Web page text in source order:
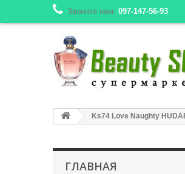
Звоните нам: 097-147-56-93
Ks74 Love Naughty
ГЛАВНАЯ